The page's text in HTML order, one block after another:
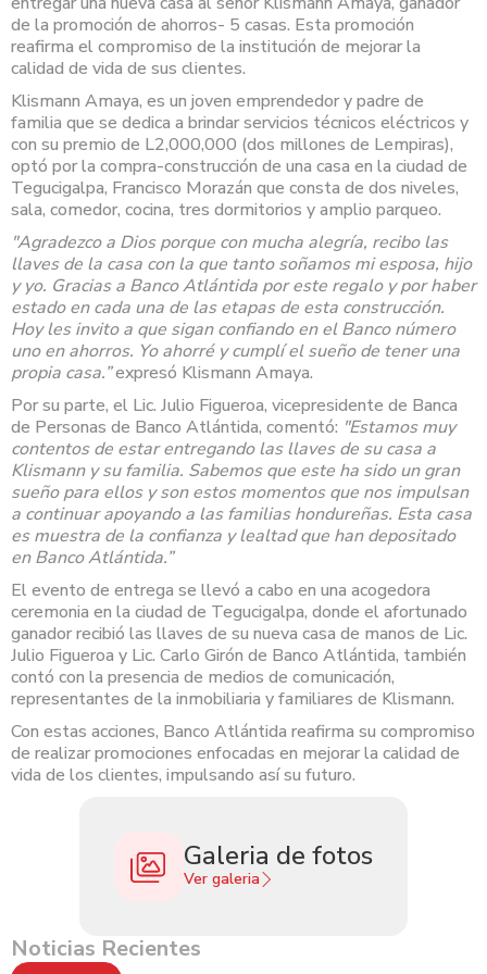
de la promoción de ahorros- 5 casas. Esta promoción
reafirma el compromiso de la institución de mejorar la
calidad de vida de sus clientes.
Klismann Amaya, es un joven emprendedor y padre de
familia que se dedica a brindar servicios técnicos eléctricos y
con su premio de L2,000,000 (dos millones de Lempiras),
optó por la compra-construcción de una casa en la ciudad de
Tegucigalpa, Francisco Morazán que consta de dos niveles,
sala, comedor, cocina, tres dormitorios y amplio parqueo.
"Agradezco a Dios porque con mucha alegría, recibo las
llaves de la casa con la que tanto soñamos mi esposa, hijo
y yo. Gracias a Banco Atlántida por este regalo y por haber
estado en cada una de las etapas de esta construcción.
Hoy les invito a que sigan confiando en el Banco número
uno en ahorros. Yo ahorré y cumplí el sueño de tener una
propia casa.”expresó Klismann Amaya.
Por su parte, el Lic. Julio Figueroa, vicepresidente de Banca
de Personas de Banco Atlántida, comentó: "Estamos muy
contentos de estar entregando las llaves de su casa a
Klismann y su familia. Sabemos que este ha sido un gran
sueño para ellos y son estos momentos que nos impulsan
a continuar apoyando a las familias hondureñas. Esta casa
es muestra de la confianza y lealtad que han depositado
en Banco Atlántida.”
El evento de entrega se llevó a cabo en una acogedora
ceremonia en la ciudad de Tegucigalpa, donde el afortunado
ganador recibió las llaves de su nueva casa de manos de Lic.
Julio Figueroa y Lic. Carlo Girón de Banco Atlántida, también
contó con la presencia de medios de comunicación,
representantes de la inmobiliaria y familiares de Klismann.
Con estas acciones, Banco Atlántida reafirma su compromiso
de realizar promociones enfocadas en mejorar la calidad de
vida de los clientes, impulsando así su futuro.
Galeria de fotos
Ver galeria
Noticias Recientes